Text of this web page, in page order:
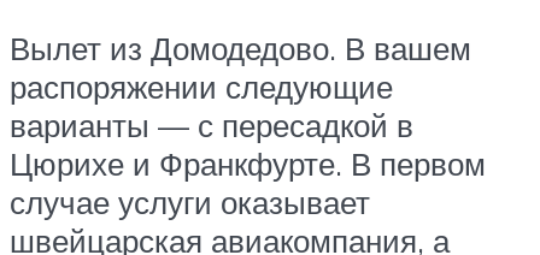
Вылет из Домодедово. В вашем
распоряжении следующие
варианты — с пересадкой в
Цюрихе и Франкфурте. В первом
случае услуги оказывает
швейцарская авиакомпания, а